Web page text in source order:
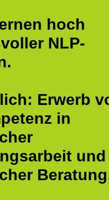
hoch
NLP-
Erwerb
in
und